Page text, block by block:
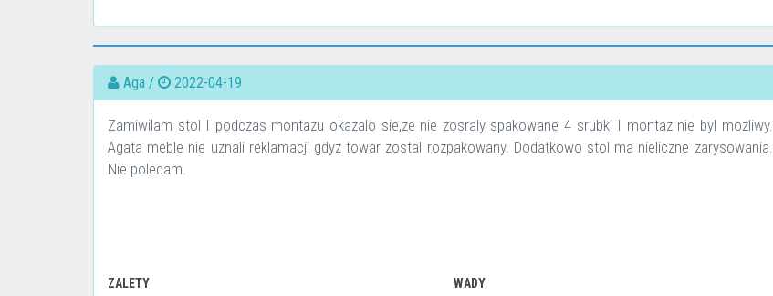
Aga / 2022-04-19
Zamiwilam stol I podczas montazu okazalo sie,ze nie zosraly spakowane 4 srubki I montaz nie byl mozliwy.
Agata meble nie uznali reklamacji gdyz towar zostal rozpakowany. Dodatkowo stol ma nieliczne zarysowania.
Nie polecam.
ZALETY WADY